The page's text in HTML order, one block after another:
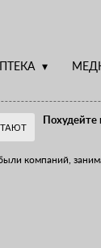
Похудейте
компаний,